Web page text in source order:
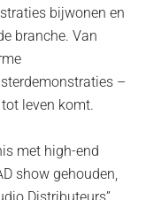
bijwonen en
branche. Van
–
leven komt.
met high-end
show gehouden,